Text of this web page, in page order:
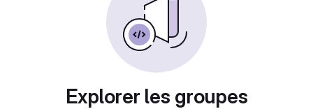
Explorer les groupes